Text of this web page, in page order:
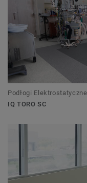
Podłogi Elektrostatyczne
IQ TORO SC